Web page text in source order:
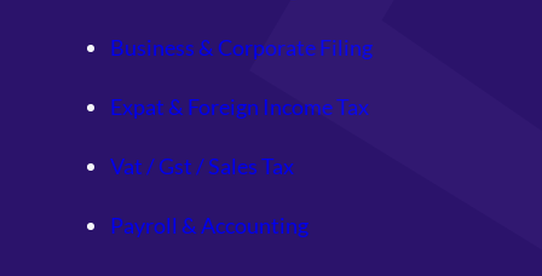
Business & Corporate Filing
Expat & Foreign Income Tax
Vat / Gst / Sales Tax
Payroll & Accounting